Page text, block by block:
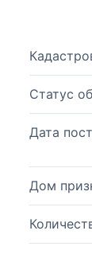
Статус
Дата
Дом